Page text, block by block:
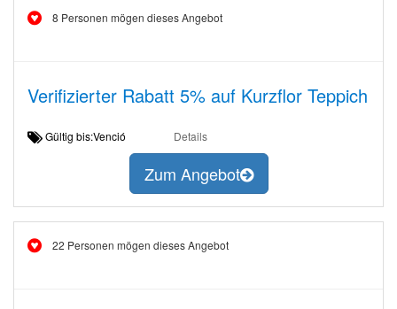
8 Personen mögen dieses Angebot
Verifizierter Rabatt 5% auf Kurzflor Teppich
Gültig bis:Venció Details
Zum Angebot
22 Personen mögen dieses Angebot